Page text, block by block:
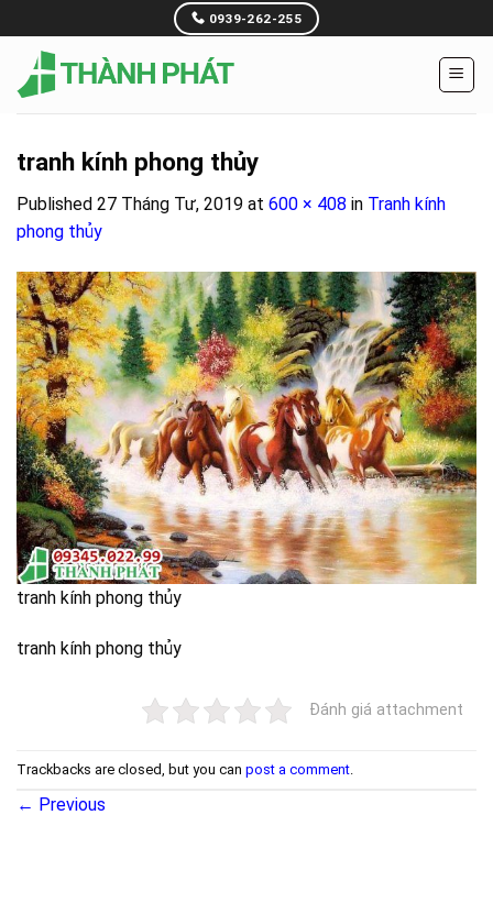
to
content
0939-262-255
tranh kính phong thủy
Published 27 Tháng Tư, 2019 at 600 × 408 in Tranh kính
phong thủy
tranh kính phong thủy
tranh kính phong thủy
Đánh giá attachment
Trackbacks are closed, but you can post a comment
← Previous